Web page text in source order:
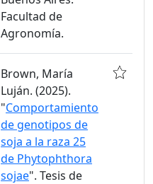
Facultad de
Agronomía.
Brown, María
Luján. (2025).
"Comportamiento
de genotipos de
soja a la raza 25
de Phytophthora
sojae". Tesis de